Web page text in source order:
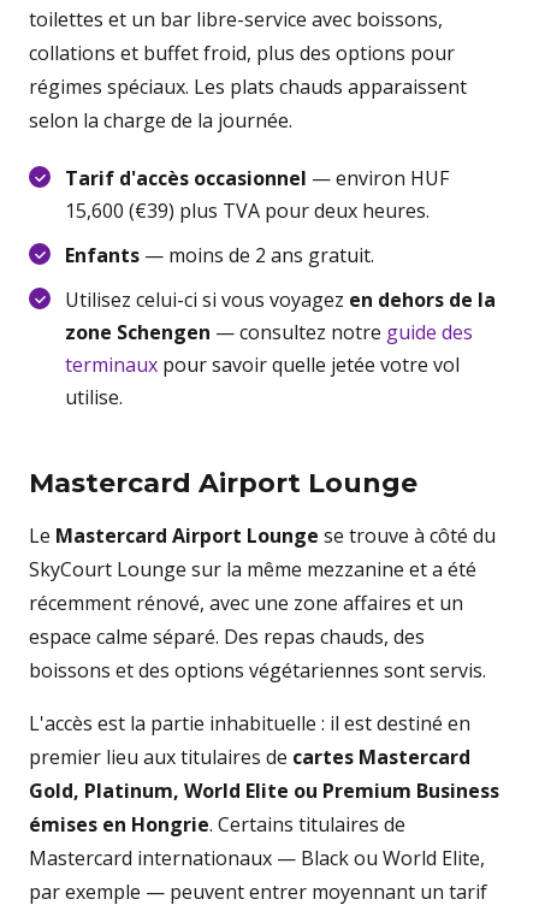
toilettes et un bar libre-service avec boissons,
collations et buffet froid, plus des options pour
régimes spéciaux. Les plats chauds apparaissent
selon la charge de la journée.
Tarif d'accès occasionnel — environ HUF
15,600 (€39) plus TVA pour deux heures.
Enfants — moins de 2 ans gratuit.
Utilisez celui-ci si vous voyagez en dehors de la
zone Schengen — consultez notre guide des
terminaux pour savoir quelle jetée votre vol
utilise.
Mastercard Airport Lounge
Le Mastercard Airport Lounge se trouve à côté du
SkyCourt Lounge sur la même mezzanine et a été
récemment rénové, avec une zone affaires et un
espace calme séparé. Des repas chauds, des
boissons et des options végétariennes sont servis.
L'accès est la partie inhabituelle : il est destiné en
premier lieu aux titulaires de cartes Mastercard
Gold, Platinum, World Elite ou Premium Business
émises en Hongrie. Certains titulaires de
Mastercard internationaux — Black ou World Elite,
par exemple — peuvent entrer moyennant un tarif